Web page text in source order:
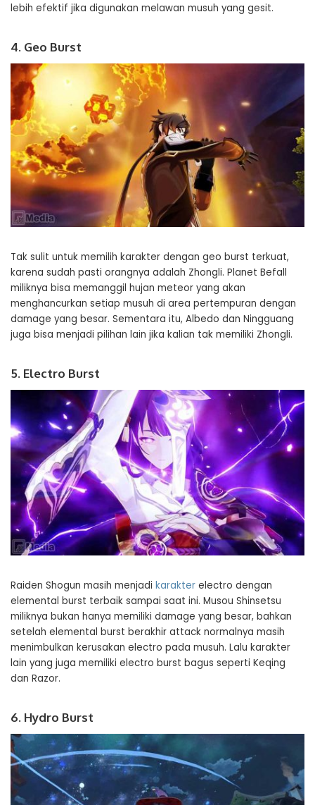
lebih efektif jika digunakan melawan musuh yang gesit.
4. Geo Burst
Tak sulit untuk memilih karakter dengan geo burst terkuat,
karena sudah pasti orangnya adalah Zhongli. Planet Befall
miliknya bisa memanggil hujan meteor yang akan
menghancurkan setiap musuh di area pertempuran dengan
damage yang besar. Sementara itu, Albedo dan Ningguang
juga bisa menjadi pilihan lain jika kalian tak memiliki Zhongli.
5. Electro Burst
Raiden Shogun masih menjadi karakter electro dengan
elemental burst terbaik sampai saat ini. Musou Shinsetsu
miliknya bukan hanya memiliki damage yang besar, bahkan
setelah elemental burst berakhir attack normalnya masih
menimbulkan kerusakan electro pada musuh. Lalu karakter
lain yang juga memiliki electro burst bagus seperti Keqing
dan Razor.
6. Hydro Burst